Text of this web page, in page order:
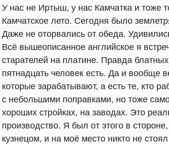
У нас не Иртыш, у нас Камчатка и тоже
Камчатское лето. Сегодня было
Даже не оторвались от обеда.
Всё вышеописанное английское я
старателей на платине. Правда
пятнадцать человек есть. Да и вообще
которые зарабатывают, а есть те, кто
с небольшими поправками, но тоже
хороших стройках, на заводах. Это
производство. Я был от этого в
кузнецом, и на моё место никто не